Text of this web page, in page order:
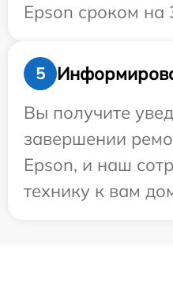
Epson сроком на
5
Вы получите
завершении
Epson, и наш
технику к вам